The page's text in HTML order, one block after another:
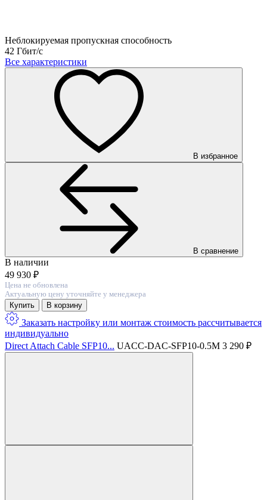
Неблокируемая пропускная способность
42 Гбит/с
Все характеристики
В избранное
В сравнение
В наличии
49 930 ₽
Цена не обновлена
Актуальную цену уточняйте у менеджера
Купить В корзину
Заказать настройку или монтаж стоимость расcчитывается
индивидуально
Direct Attach Cable SFP10... UACC-DAC-SFP10-0.5M 3 290 ₽